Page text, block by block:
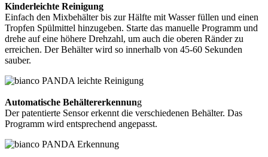
Kinderleichte Reinigung
Einfach den Mixbehälter bis zur Hälfte mit Wasser füllen und einen
Tropfen Spülmittel hinzugeben. Starte das manuelle Programm und
drehe auf eine höhere Drehzahl, um auch die oberen Ränder zu
erreichen. Der Behälter wird so innerhalb von 45-60 Sekunden
sauber.
Automatische Behälter­erkennung
Der patentierte Sensor erkennt die verschiedenen Behälter. Das
Programm wird entsprechend angepasst.